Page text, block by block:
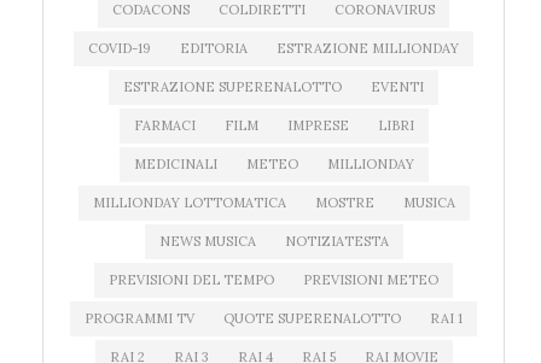
CODACONS COLDIRETTI CORONAVIRUS
COVID-19 EDITORIA ESTRAZIONE MILLIONDAY
ESTRAZIONE SUPERENALOTTO EVENTI
FARMACI FILM IMPRESE LIBRI
MEDICINALI METEO MILLIONDAY
MILLIONDAY LOTTOMATICA MOSTRE MUSICA
NEWS MUSICA NOTIZIATESTA
PREVISIONI DEL TEMPO PREVISIONI METEO
PROGRAMMI TV QUOTE SUPERENALOTTO RAI 1
RAI 2 RAI 3 RAI 4 RAI 5 RAI MOVIE